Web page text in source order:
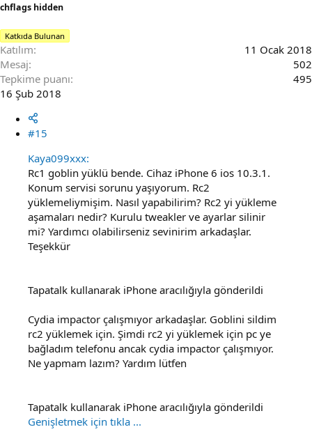
chflags hidden
Katkıda Bulunan
Katılım
11 Ocak 2018
Mesaj
502
Tepkime puanı
495
16 Şub 2018
#15
Kaya099xxx:
Rc1 goblin yüklü bende. Cihaz iPhone 6 ios 10.3.1.
Konum servisi sorunu yaşıyorum. Rc2
yüklemeliymişim. Nasıl yapabilirim? Rc2 yi yükleme
aşamaları nedir? Kurulu tweakler ve ayarlar silinir
mi? Yardımcı olabilirseniz sevinirim arkadaşlar.
Teşekkür
Tapatalk kullanarak iPhone aracılığıyla gönderildi
Cydia impactor çalışmıyor arkadaşlar. Goblini sildim
rc2 yüklemek için. Şimdi rc2 yi yüklemek için pc ye
bağladım telefonu ancak cydia impactor çalışmıyor.
Ne yapmam lazım? Yardım lütfen
Tapatalk kullanarak iPhone aracılığıyla gönderildi
Genişletmek için tıkla ...